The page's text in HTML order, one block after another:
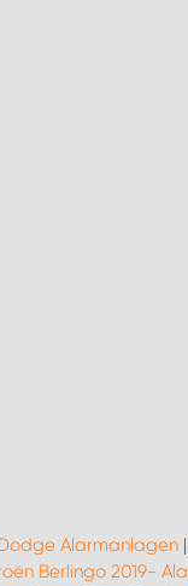
Alarmanlagen|
Berlingo 2019-